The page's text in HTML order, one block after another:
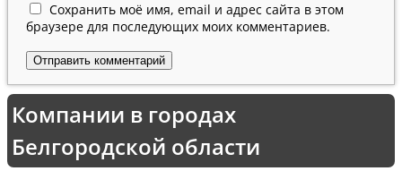
Сохранить моё имя, email и адрес сайта в этом
браузере для последующих моих комментариев.
Компании в городах
Белгородской области